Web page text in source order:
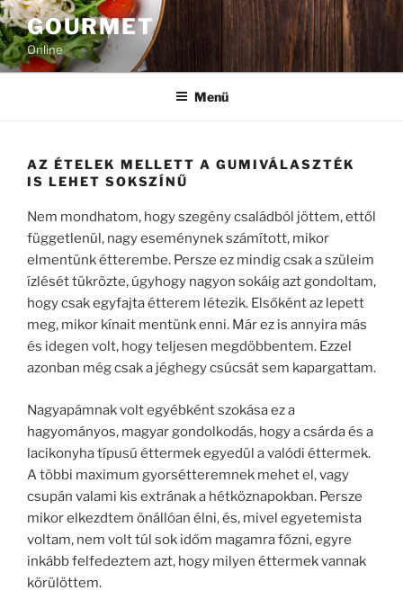
Tartalomhoz
GOURMET
Online
Menü
AZ ÉTELEK MELLETT A GUMIVÁLASZTÉK
IS LEHET SOKSZÍNŰ
Nem mondhatom, hogy szegény családból jöttem, ettől
függetlenül, nagy eseménynek számított, mikor
elmentünk étterembe. Persze ez mindig csak a szüleim
ízlését tükrözte, úgyhogy nagyon sokáig azt gondoltam,
hogy csak egyfajta étterem létezik. Elsőként az lepett
meg, mikor kínait mentünk enni. Már ez is annyira más
és idegen volt, hogy teljesen megdöbbentem. Ezzel
azonban még csak a jéghegy csúcsát sem kapargattam.
Nagyapámnak volt egyébként szokása ez a
hagyományos, magyar gondolkodás, hogy a csárda és a
lacikonyha típusú éttermek egyedül a valódi éttermek.
A többi maximum gyorsétteremnek mehet el, vagy
csupán valami kis extrának a hétköznapokban. Persze
mikor elkezdtem önállóan élni, és, mivel egyetemista
voltam, nem volt túl sok időm magamra főzni, egyre
inkább felfedeztem azt, hogy milyen éttermek vannak
körülöttem.